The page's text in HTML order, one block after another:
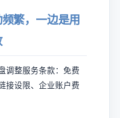
繁，一边是用
调整服务条款：免费
接设限、企业账户费